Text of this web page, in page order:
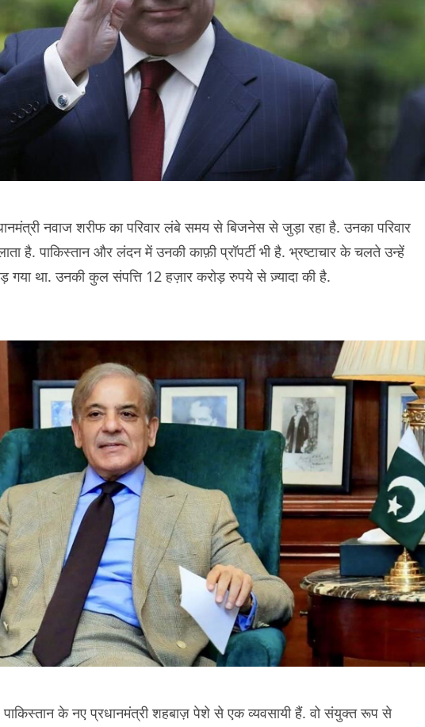
नवाज शरीफ का परिवार लंबे समय से बिजनेस से जुड़ा रहा है. उनका परिवार
है. पाकिस्तान और लंदन में उनकी काफ़ी प्रॉपर्टी भी है. भ्रष्टाचार के चलते उन्हें
गया था. उनकी कुल संपत्ति 12 हज़ार करोड़ रुपये से ज़्यादा की है.
के नए प्रधानमंत्री शहबाज़ पेशे से एक व्यवसायी हैं. वो संयुक्त रूप से